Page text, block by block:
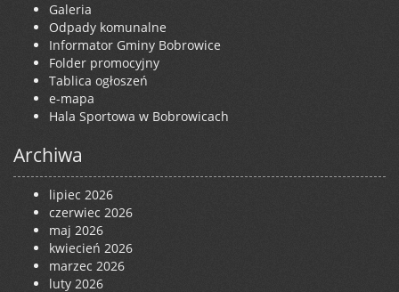
Galeria
Odpady komunalne
Informator Gminy Bobrowice
Folder promocyjny
Tablica ogłoszeń
e-mapa
Hala Sportowa w Bobrowicach
Archiwa
lipiec 2026
czerwiec 2026
maj 2026
kwiecień 2026
marzec 2026
luty 2026